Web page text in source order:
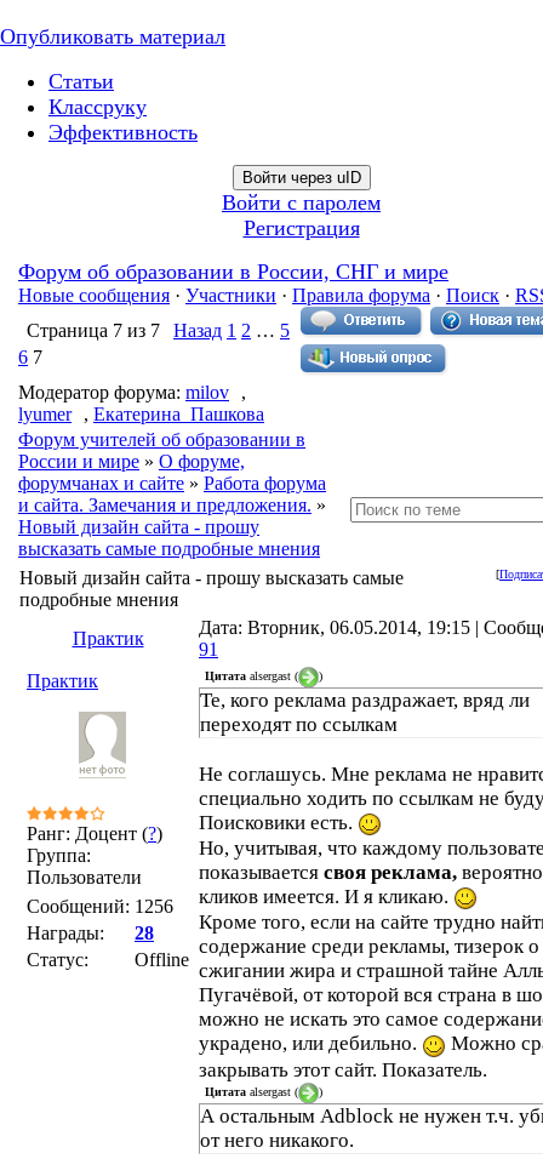
Опубликовать материал
Статьи
Классруку
Эффективность
Войти через uID
Войти с паролем
Регистрация
Форум об образовании в России, СНГ и мире
Новые сообщения · Участники · Правила форума · Поиск ·
Страница 7 из 7 Назад 1 2 … 5
6 7
Модератор форума: milov
,
lyumer
, Екатерина_Пашкова
Форум учителей об образовании в
России и мире » О форуме,
форумчанах и сайте » Работа форума
и сайта. Замечания и предложения. »
Новый дизайн сайта - прошу
высказать самые подробные мнения
[
Новый дизайн сайта - прошу высказать самые
подробные мнения
Практик
Дата: Вторник, 06.05.2014, 19:15 |
91
Практик
Ранг: Доцент (?)
Группа:
Пользователи
Сообщений: 1256
Награды:
28
Статус:
Offline
Цитата alsergast ( )
Те, кого реклама раздражает, вряд ли
переходят по ссылкам
Не соглашусь. Мне реклама не
специально ходить по ссылкам не
Поисковики есть.
Но, учитывая, что каждому
показывается своя реклама,
кликов имеется. И я кликаю.
Кроме того, если на сайте трудно
содержание среди рекламы, тизерок о
сжигании жира и страшной тайне
Пугачёвой, от которой вся страна в
можно не искать это самое
украдено, или дебильно.
Можно
закрывать этот сайт. Показатель.
Цитата alsergast ( )
А остальным Adblock не нужен т.ч.
от него никакого.